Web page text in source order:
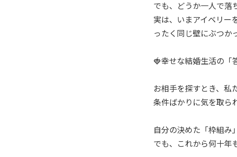
でも、どうか一人で落
実は、いまアイベリー
ったく同じ壁にぶつか
🍓幸せな結婚生活の「
お相手を探すとき、私
条件ばかりに気を取ら
自分の決めた「枠組み
でも、これから何十年